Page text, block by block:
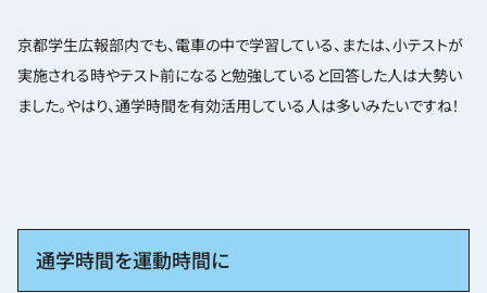
京都学生広報部内でも、電車の中で学習している、または、小テストが
実施される時やテスト前になると勉強していると回答した人は大勢い
ました。やはり、通学時間を有効活用している人は多いみたいですね！
通学時間を運動時間に